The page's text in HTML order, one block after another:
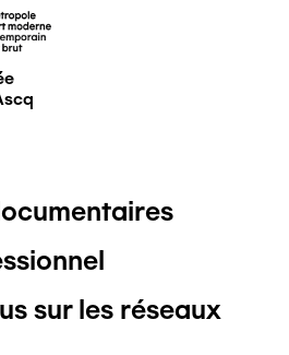
sur les réseaux